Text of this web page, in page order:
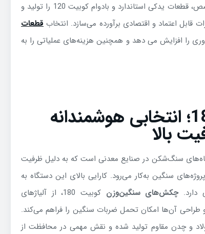
شرکت آوانگارد با تکیه بر تجربه و تخصص، قطعات یدکی استاندارد و بادوام کوبیت 120 را تولید و
قابل اعتماد و اقتصادی برآورده می‌سازد. انتخاب قطعات
را افزایش می دهد و همچنین هزینه‌های عملیاتی را به
قطعات کوبیت 180؛ انتخابی هوشمندانه
بالا
دستگاه‌های سنگ‌شکن در صنایع معدنی است که به دلیل ظرفیت
سنگین به‌کار می‌رود. کارایی بالای این دستگاه به
دارد.چکش‌های سنگین‌وزن
کوبیت 180، از آلیاژهای
آن‌ها امکان تحمل ضربات سنگین را فراهم می‌کند.
و چدن مقاوم تولید شده و نقش مهمی در محافظت از